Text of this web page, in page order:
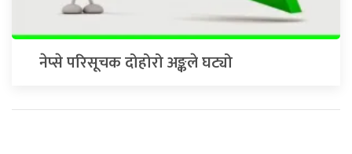
नेप्से परिसूचक दोहोरो अङ्कले घट्यो